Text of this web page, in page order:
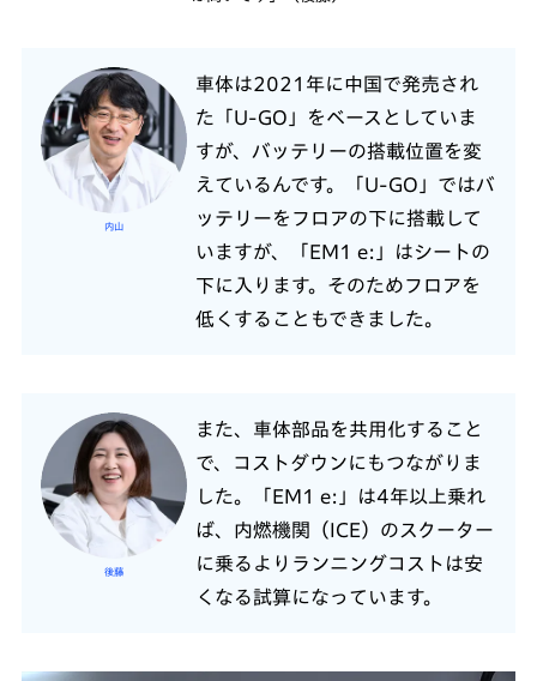
内山
車体は2021年に中国で発売され
た「U-GO」をベースとしていま
すが、バッテリーの搭載位置を変
えているんです。「U-GO」ではバ
ッテリーをフロアの下に搭載して
いますが、「EM1 e:」はシートの
下に入ります。そのためフロアを
低くすることもできました。
後藤
また、車体部品を共用化すること
で、コストダウンにもつながりま
した。「EM1 e:」は4年以上乗れ
ば、内燃機関（ICE）のスクーター
に乗るよりランニングコストは安
くなる試算になっています。